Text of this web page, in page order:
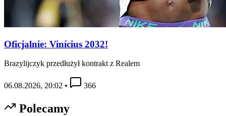
Oficjalnie: Vinícius 2032!
Brazylijczyk przedłużył kontrakt z Realem
06.08.2026, 20:02 • 366
Polecamy